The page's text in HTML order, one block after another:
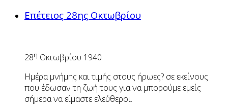
Επέτειος 28ης Οκτωβρίου
28η Οκτωβρίου 1940
Ημέρα μνήμης και τιμής στους ήρωες? σε εκείνους
που έδωσαν τη ζωή τους για να μπορούμε εμείς
σήμερα να είμαστε ελεύθεροι.